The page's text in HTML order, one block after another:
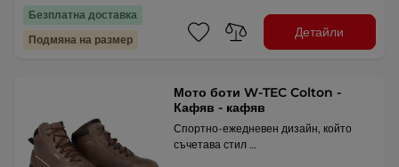
Безплатна доставка
Подмяна на размер
Детайли
Мото боти W-TEC Colton -
Кафяв - кафяв
Спортно-ежедневен дизайн, който
съчетава стил …